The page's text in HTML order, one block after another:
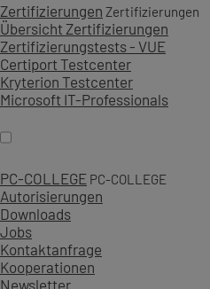
Zertifizierungen Zertifizierungen
Übersicht Zertifizierungen
Zertifizierungstests - VUE
Certiport Testcenter
Kryterion Testcenter
Microsoft IT-Professionals
PC-COLLEGE PC-COLLEGE
Autorisierungen
Downloads
Jobs
Kontaktanfrage
Kooperationen
Newsletter